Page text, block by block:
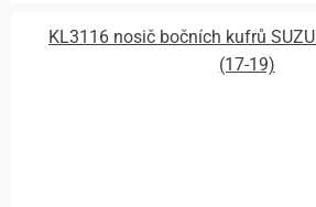
KL3116 nosič bočních kufrů
(17-19)